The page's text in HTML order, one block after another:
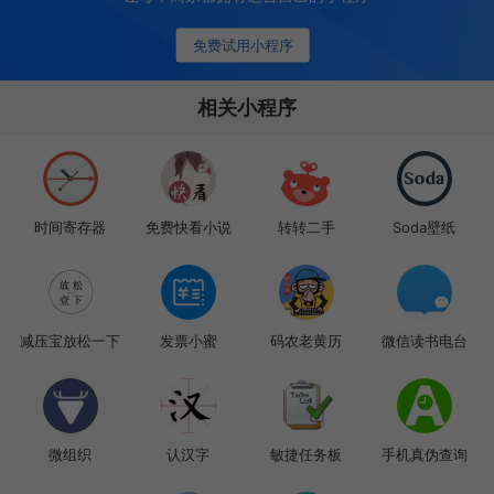
免费试用小程序
相关小程序
时间寄存器 免费快看小说 转转二手 Soda壁纸
减压宝放松一下 发票小蜜 码农老黄历 微信读书电台
微组织 认汉字 敏捷任务板 手机真伪查询